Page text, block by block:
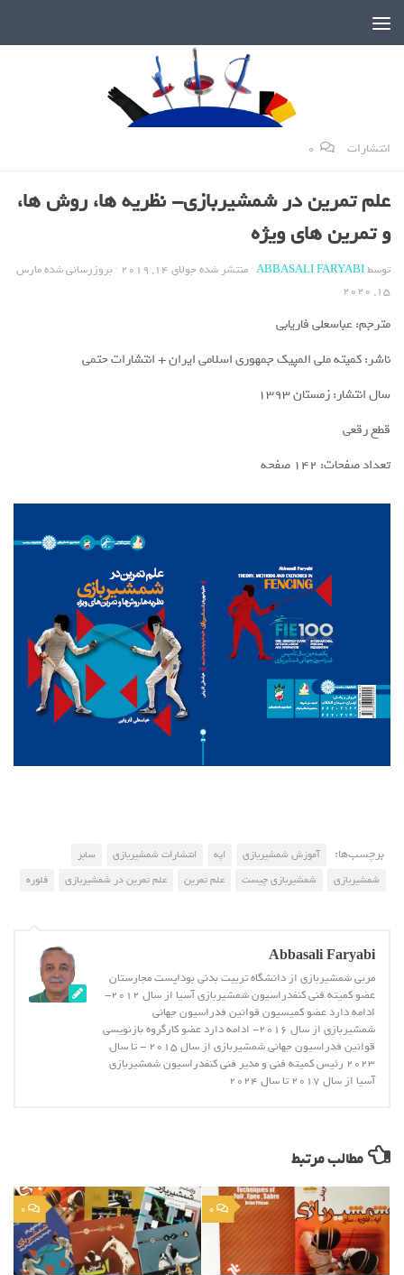
انتشارات 0
علم تمرین در شمشیربازی- نظریه ها، روش ها،
و تمرین های ویژه
توسطABBASALI FARYABI · منتشر شده جولای 14, 2019 · بروزرسانی شدهمارس
15, 2020
مترجم: عباسعلی فاریابی
ناشر: کمیته ملی المپیک جمهوری اسلامی ایران + انتشارات حتمی
سال انتشار: زمستان 1393
قطع رقعی
تعداد صفحات: 142 صفحه
برچسب‌ها: آموزش شمشیربازی اپه انتشارات شمشیربازی
سابر
شمشیربازی
شمشیربازی چیست علم تمرین علم تمرین در شمشیربازی فلوره
Abbasali Faryabi
مربی شمشیربازی از دانشگاه تربیت بدنی بوداپست مجارستان
عضو کمیته فنی کنفدراسیون شمشیربازی آسیا از سال 2012-
ادامه دارد عضو کمیسیون قوانین فدراسیون جهانی
شمشیربازی از سال 2016- ادامه دارد عضو کارگروه بازنویسی
قوانین فدراسیون جهانی شمشیربازی از سال 2015 - تا سال
2023 رئیس کمیته فنی و مدیر فنی کنفدراسیون شمشیربازی
آسیا از سال 2017 تا سال 2024
مطالب مرتبط
0
0